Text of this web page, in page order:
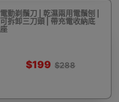
電動剃鬚刀 | 乾濕兩用電鬚刨 |
可拆卸三刀頭 | 帶充電收納底
座
$199 $288